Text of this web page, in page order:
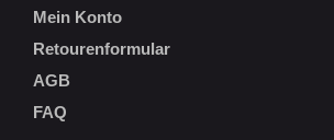
Mein Konto
Retourenformular
AGB
FAQ